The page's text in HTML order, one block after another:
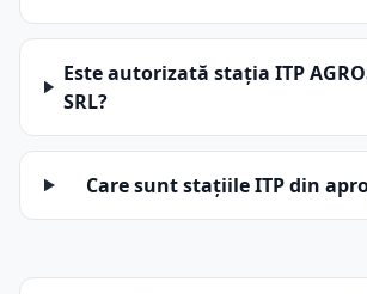
Este autorizată stația ITP
SRL?
Care sunt stațiile ITP din